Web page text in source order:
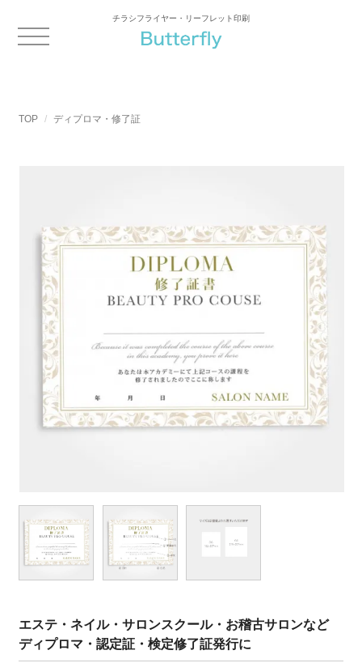
チラシフライヤー・リーフレット印刷
TOP ディプロマ・修了証
エステ・ネイル・サロンスクール・お稽古サロンなど
ディプロマ・認定証・検定修了証発行に